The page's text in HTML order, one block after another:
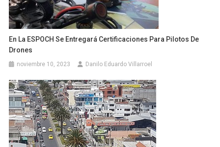
En La ESPOCH Se Entregará Certificaciones Para Pilotos De
Drones
noviembre 10, 2023 Danilo Eduardo Villarroel